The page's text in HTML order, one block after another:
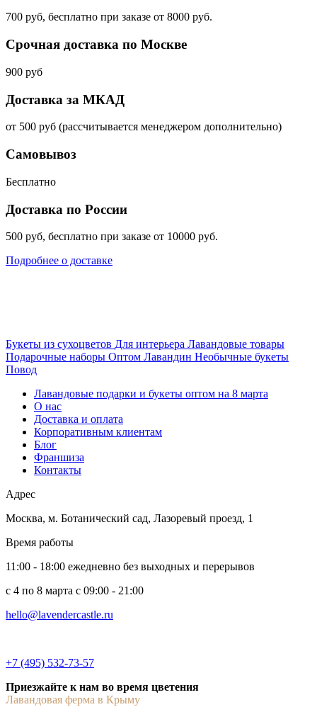
700 руб, бесплатно при заказе от 8000 руб.
Срочная доставка по Москве
900 руб
Доставка за МКАД
от 500 руб (рассчитывается менеджером дополнительно)
Самовывоз
Бесплатно
Доставка по России
500 руб, бесплатно при заказе от 10000 руб.
Подробнее о доставке
Букеты из сухоцветов Для интерьера Лавандовые товары
Подарочные наборы Оптом Лавандин Необычные букеты
Повод
Лавандовые подарки и букеты оптом на 8 марта
О нас
Доставка и оплата
Корпоративным клиентам
Блог
Франшиза
Контакты
Адрес
Москва, м. Ботанический сад, Лазоревый проезд, 1
Время работы
11:00 - 18:00 ежедневно без выходных и перерывов
c 4 по 8 марта с 09:00 - 21:00
hello@lavendercastle.ru
+7 (495) 532-73-57
Приезжайте к нам во время цветения
Лавандовая ферма в Крыму